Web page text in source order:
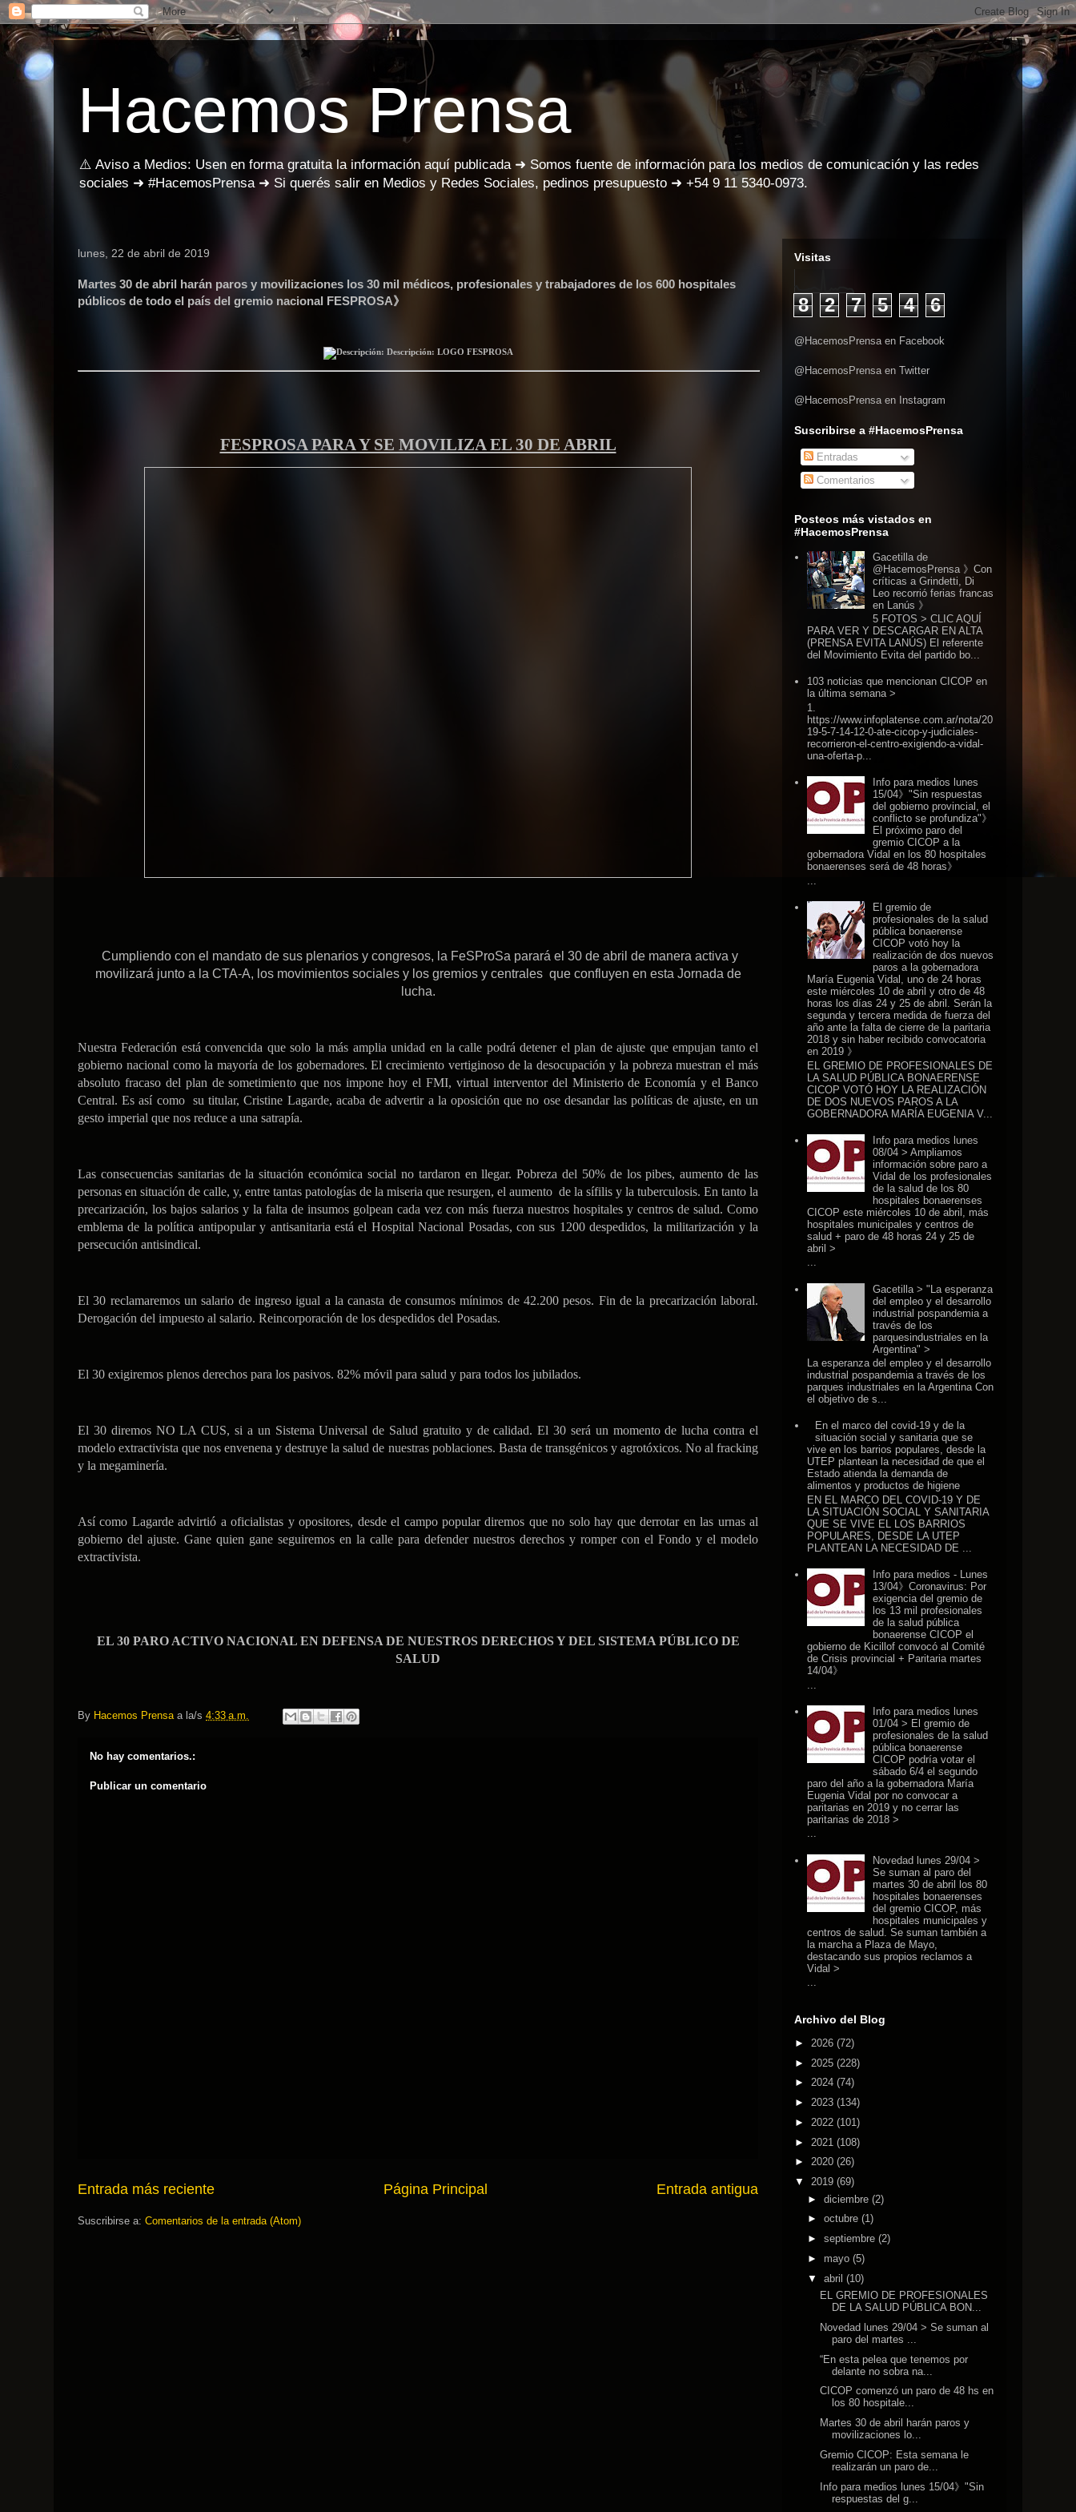
Hacemos Prensa
⚠️ Aviso a Medios: Usen en forma gratuita la información aquí publicada ➜ Somos fuente de información para los medios de comunicación y las redes
sociales ➜ #HacemosPrensa ➜ Si querés salir en Medios y Redes Sociales, pedinos presupuesto ➜ +54 9 11 5340-0973.
lunes, 22 de abril de 2019
Martes 30 de abril harán paros y movilizaciones los 30 mil médicos, profesionales y trabajadores de los 600 hospitales
públicos de todo el país del gremio nacional FESPROSA》
FESPROSA PARA Y SE MOVILIZA EL 30 DE ABRIL
Cumpliendo con el mandato de sus plenarios y congresos, la FeSProSa parará el 30 de abril de manera activa y
movilizará junto a la CTA-A, los movimientos sociales y los gremios y centrales que confluyen en esta Jornada de
lucha.
Nuestra Federación está convencida que solo la más amplia unidad en la calle podrá detener el plan de ajuste que empujan tanto el
gobierno nacional como la mayoría de los gobernadores. El crecimiento vertiginoso de la desocupación y la pobreza muestran el más
absoluto fracaso del plan de sometimiento que nos impone hoy el FMI, virtual interventor del Ministerio de Economía y el Banco
Central. Es así como su titular, Cristine Lagarde, acaba de advertir a la oposición que no ose desandar las políticas de ajuste, en un
gesto imperial que nos reduce a una satrapía.
Las consecuencias sanitarias de la situación económica social no tardaron en llegar. Pobreza del 50% de los pibes, aumento de las
personas en situación de calle, y, entre tantas patologías de la miseria que resurgen, el aumento de la sífilis y la tuberculosis. En tanto la
precarización, los bajos salarios y la falta de insumos golpean cada vez con más fuerza nuestros hospitales y centros de salud. Como
emblema de la política antipopular y antisanitaria está el Hospital Nacional Posadas, con sus 1200 despedidos, la militarización y la
persecución antisindical.
El 30 reclamaremos un salario de ingreso igual a la canasta de consumos mínimos de 42.200 pesos. Fin de la precarización laboral.
Derogación del impuesto al salario. Reincorporación de los despedidos del Posadas.
El 30 exigiremos plenos derechos para los pasivos. 82% móvil para salud y para todos los jubilados.
El 30 diremos NO LA CUS, si a un Sistema Universal de Salud gratuito y de calidad. El 30 será un momento de lucha contra el
modelo extractivista que nos envenena y destruye la salud de nuestras poblaciones. Basta de transgénicos y agrotóxicos. No al fracking
y la megaminería.
Así como Lagarde advirtió a oficialistas y opositores, desde el campo popular diremos que no solo hay que derrotar en las urnas al
gobierno del ajuste. Gane quien gane seguiremos en la calle para defender nuestros derechos y romper con el Fondo y el modelo
extractivista.
EL 30 PARO ACTIVO NACIONAL EN DEFENSA DE NUESTROS DERECHOS Y DEL SISTEMA PÚBLICO DE
SALUD
By Hacemos Prensa a la/s 4:33 a.m.
No hay comentarios.:
Publicar un comentario
Entrada más reciente Entrada antigua
Página Principal
Suscribirse a: Comentarios de la entrada (Atom)
Visitas
8 2 7 5 4 6
@HacemosPrensa en Facebook
@HacemosPrensa en Twitter
@HacemosPrensa en Instagram
Suscribirse a #HacemosPrensa
Entradas
Comentarios
Posteos más vistados en
#HacemosPrensa
Gacetilla de
@HacemosPrensa 》Con
críticas a Grindetti, Di
Leo recorrió ferias francas
en Lanús 》
5 FOTOS > CLIC AQUÍ
PARA VER Y DESCARGAR EN ALTA
(PRENSA EVITA LANÚS) El referente
del Movimiento Evita del partido bo...
103 noticias que mencionan CICOP en
la última semana >
1.
https://www.infoplatense.com.ar/nota/20
19-5-7-14-12-0-ate-cicop-y-judiciales-
recorrieron-el-centro-exigiendo-a-vidal-
una-oferta-p...
Info para medios lunes
15/04》"Sin respuestas
del gobierno provincial, el
conflicto se profundiza"》
El próximo paro del
gremio CICOP a la
gobernadora Vidal en los 80 hospitales
bonaerenses será de 48 horas》
El gremio de
profesionales de la salud
pública bonaerense
CICOP votó hoy la
realización de dos nuevos
paros a la gobernadora
María Eugenia Vidal, uno de 24 horas
este miércoles 10 de abril y otro de 48
horas los días 24 y 25 de abril. Serán la
segunda y tercera medida de fuerza del
año ante la falta de cierre de la paritaria
2018 y sin haber recibido convocatoria
en 2019 》
EL GREMIO DE PROFESIONALES DE
LA SALUD PÚBLICA BONAERENSE
CICOP VOTÓ HOY LA REALIZACIÓN
DE DOS NUEVOS PAROS A LA
GOBERNADORA MARÍA EUGENIA V...
Info para medios lunes
08/04 > Ampliamos
información sobre paro a
Vidal de los profesionales
de la salud de los 80
hospitales bonaerenses
CICOP este miércoles 10 de abril, más
hospitales municipales y centros de
salud + paro de 48 horas 24 y 25 de
abril >
...
Gacetilla > "La esperanza
del empleo y el desarrollo
industrial pospandemia a
través de los
parquesindustriales en la
Argentina" >
La esperanza del empleo y el desarrollo
industrial pospandemia a través de los
parques industriales en la Argentina Con
el objetivo de s...
En el marco del covid-19 y de la
situación social y sanitaria que se
vive en los barrios populares, desde la
UTEP plantean la necesidad de que el
Estado atienda la demanda de
alimentos y productos de higiene
EN EL MARCO DEL COVID-19 Y DE
LA SITUACIÓN SOCIAL Y SANITARIA
QUE SE VIVE EL LOS BARRIOS
POPULARES, DESDE LA UTEP
PLANTEAN LA NECESIDAD DE ...
Info para medios - Lunes
13/04》Coronavirus: Por
exigencia del gremio de
los 13 mil profesionales
de la salud pública
bonaerense CICOP el
gobierno de Kicillof convocó al Comité
de Crisis provincial + Paritaria martes
14/04》
Info para medios lunes
01/04 > El gremio de
profesionales de la salud
pública bonaerense
CICOP podría votar el
sábado 6/4 el segundo
paro del año a la gobernadora María
Eugenia Vidal por no convocar a
paritarias en 2019 y no cerrar las
paritarias de 2018 >
...
Novedad lunes 29/04 >
Se suman al paro del
martes 30 de abril los 80
hospitales bonaerenses
del gremio CICOP, más
hospitales municipales y
centros de salud. Se suman también a
la marcha a Plaza de Mayo,
destacando sus propios reclamos a
Vidal >
...
Archivo del Blog
► 2026 (72)
► 2025 (228)
► 2024 (74)
► 2023 (134)
► 2022 (101)
► 2021 (108)
► 2020 (26)
▼ 2019 (69)
► diciembre (2)
► octubre (1)
► septiembre (2)
► mayo (5)
▼ abril (10)
EL GREMIO DE PROFESIONALES
DE LA SALUD PÚBLICA BON...
Novedad lunes 29/04 > Se suman al
paro del martes ...
“En esta pelea que tenemos por
delante no sobra na...
CICOP comenzó un paro de 48 hs en
los 80 hospitale...
Martes 30 de abril harán paros y
movilizaciones lo...
Gremio CICOP: Esta semana le
realizarán un paro de...
Info para medios lunes 15/04》"Sin
respuestas del g...